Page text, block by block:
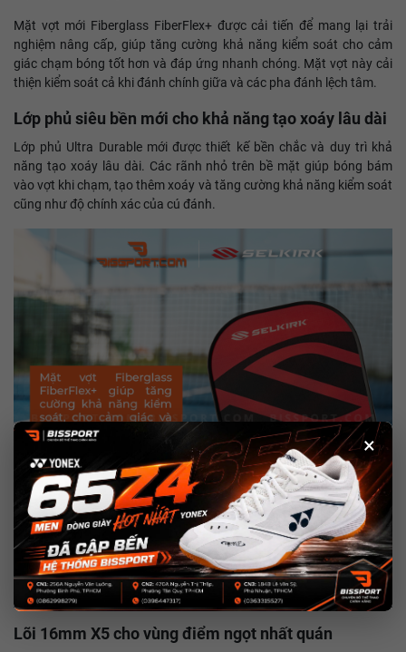
×
Mặt vợt mới Fiberglass FiberFlex+ được cải tiến để mang lại trải
nghiệm nâng cấp, giúp tăng cường khả năng kiểm soát cho cảm
giác chạm bóng tốt hơn và đáp ứng nhanh chóng. Mặt vợt này cải
thiện kiểm soát cả khi đánh chính giữa và các pha đánh lệch tâm.
Lớp phủ siêu bền mới cho khả năng tạo xoáy lâu dài
Lớp phủ Ultra Durable mới được thiết kế bền chắc và duy trì khả
năng tạo xoáy lâu dài. Các rãnh nhỏ trên bề mặt giúp bóng bám
vào vợt khi chạm, tạo thêm xoáy và tăng cường khả năng kiểm soát
cũng như độ chính xác của cú đánh.
Lõi 16mm X5 cho vùng điểm ngọt nhất quán